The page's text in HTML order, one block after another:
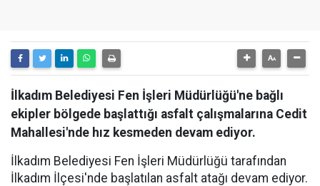
İlkadım Belediyesi Fen İşleri Müdürlüğü'ne bağlı
ekipler bölgede başlattığı asfalt çalışmalarına Cedit
Mahallesi'nde hız kesmeden devam ediyor.
İlkadım Belediyesi Fen İşleri Müdürlüğü tarafından
İlkadım İlçesi'nde başlatılan asfalt atağı devam ediyor.